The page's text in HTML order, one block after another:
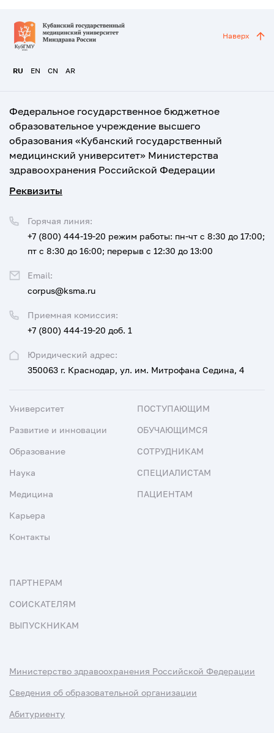
RU EN CN AR
Наверх
Федеральное государственное бюджетное
образовательное учреждение высшего
образования «Кубанский государственный
медицинский университет» Министерства
здравоохранения Российской Федерации
Реквизиты
Юридический адрес:
350063 г. Краснодар, ул. им. Митрофана Седина, 4
Приемная комиссия:
+7 (800) 444-19-20 доб. 1
Горячая линия:
+7 (800) 444-19-20 режим работы: пн-чт с 8:30 до 17:00;
пт с 8:30 до 16:00; перерыв с 12:30 до 13:00
Email:
corpus@ksma.ru
Университет
Развитие и инновации
Образование
Наука
Медицина
Карьера
Контакты
ПОСТУПАЮЩИМ
ОБУЧАЮЩИМСЯ
СОТРУДНИКАМ
СПЕЦИАЛИСТАМ
ПАЦИЕНТАМ
ПАРТНЕРАМ
СОИСКАТЕЛЯМ
ВЫПУСКНИКАМ
Министерство здравоохранения Российской Федерации
Сведения об образовательной организации
Абитуриенту